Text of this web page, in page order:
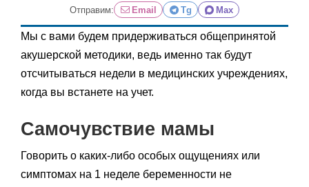
Отправим: Email Tg Max
Мы с вами будем придерживаться общепринятой
акушерской методики, ведь именно так будут
отсчитываться недели в медицинских учреждениях,
когда вы встанете на учет.
Самочувствие мамы
Говорить о каких-либо особых ощущениях или
симптомах на 1 неделе беременности не